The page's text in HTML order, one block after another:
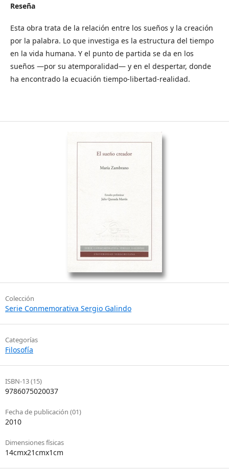
Reseña
Esta obra trata de la relación entre los sueños y la creación
por la palabra. Lo que investiga es la estructura del tiempo
en la vida humana. Y el punto de partida se da en los
sueños —por su atemporalidad— y en el despertar, donde
ha encontrado la ecuación tiempo-libertad-realidad.
Colección
Serie Conmemorativa Sergio Galindo
Categorías
Filosofía
ISBN-13 (15)
9786075020037
Fecha de publicación (01)
2010
Dimensiones físicas
14cmx21cmx1cm